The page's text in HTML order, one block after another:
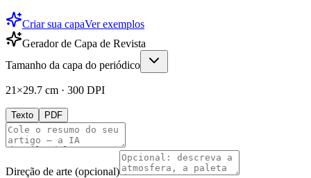
Criar sua capaVer exemplos
Gerador de Capa de Revista
Tamanho da capa do periódico
21×29.7 cm · 300 DPI
Texto PDF
Direção de arte (opcional)